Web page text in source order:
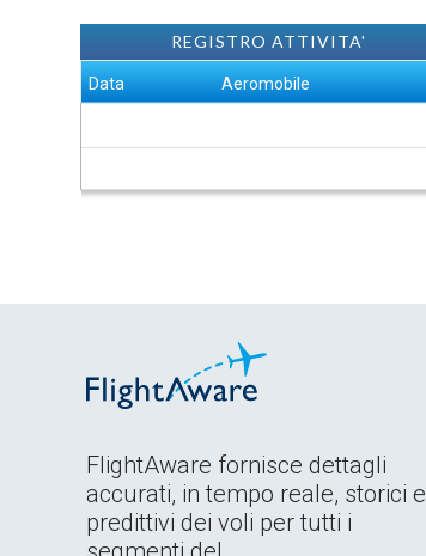
REGISTRO ATTIVITA'
Data Aeromobile
FlightAware fornisce dettagli
accurati, in tempo reale, storici e
predittivi dei voli per tutti i